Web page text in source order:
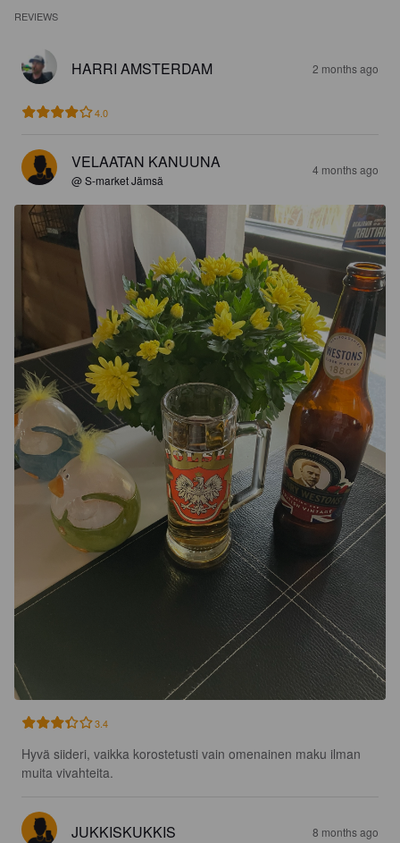
REVIEWS
HARRI AMSTERDAM 2 months ago
4.0
VELAATAN KANUUNA
@ S-market Jämsä
4 months ago
3.4
Hyvä siideri, vaikka korostetusti vain omenainen maku ilman
muita vivahteita.
JUKKISKUKKIS 8 months ago